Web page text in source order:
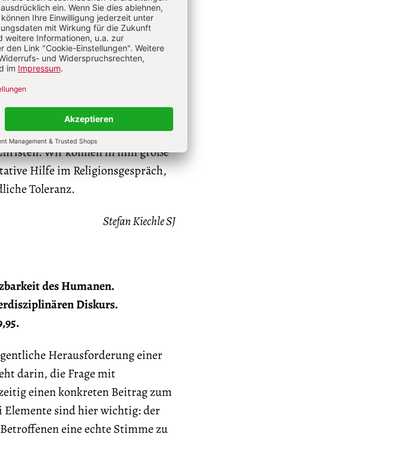
Leugnern der Religion.
Islam aus seiner früheren
ist, auch eine
Kultur niveauvoll leben wollen.
ihre Geschichte an und trägt
– und übrigens wie
adressiert und für diese
Wir können in ihm große
Hilfe im Religionsgespräch,
Toleranz.
Stefan Kiechle SJ
des Humanen.
Diskurs.
Herausforderung einer
darin, die Frage mit
einen konkreten Beitrag zum
Elemente sind hier wichtig: der
eine echte Stimme zu